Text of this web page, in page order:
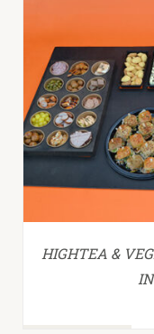
HIGHTEA &